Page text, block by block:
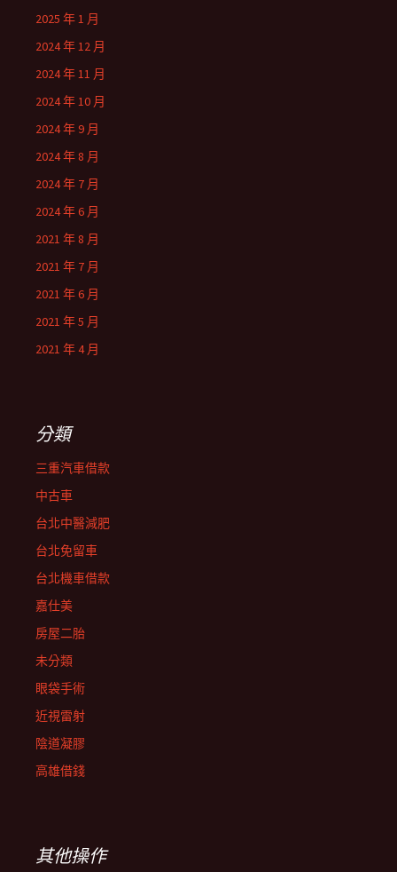
2025 年 1 月
2024 年 12 月
2024 年 11 月
2024 年 10 月
2024 年 9 月
2024 年 8 月
2024 年 7 月
2024 年 6 月
2021 年 8 月
2021 年 7 月
2021 年 6 月
2021 年 5 月
2021 年 4 月
分類
三重汽車借款
中古車
台北中醫減肥
台北免留車
台北機車借款
嘉仕美
房屋二胎
未分類
眼袋手術
近視雷射
陰道凝膠
高雄借錢
其他操作